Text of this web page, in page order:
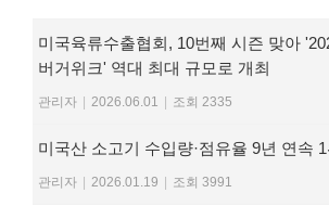
미국육류수출협회, 10번째 시즌 맞아
버거위크' 역대 최대 규모로 개최
관리자 2026.06.01 조회 2335
미국산 소고기 수입량·점유율 9년 연속
관리자 2026.01.19 조회 3991